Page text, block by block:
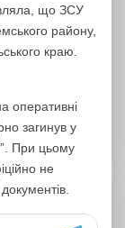
що ЗСУ
району,
краю.
оперативні
загинув у
При цьому
не